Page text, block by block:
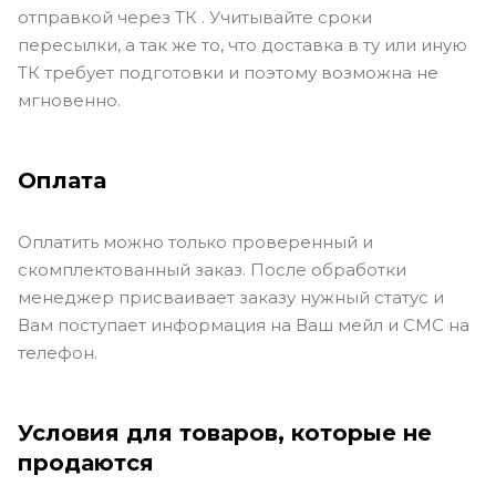
отправкой через ТК . Учитывайте сроки
пересылки, а так же то, что доставка в ту или иную
ТК требует подготовки и поэтому возможна не
мгновенно.
Оплата
Оплатить можно только проверенный и
скомплектованный заказ. После обработки
менеджер присваивает заказу нужный статус и
Вам поступает информация на Ваш мейл и СМС на
телефон.
Условия для товаров, которые не
продаются